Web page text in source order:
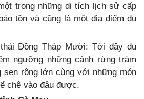
trong những di tích lịch sử cấp
tồn và cũng là một địa điểm du
Đồng Tháp Mười: Tới đây du
ngưỡng những cánh rừng tràm
sen rộng lớn cùng với những món
chê vào đâu được.